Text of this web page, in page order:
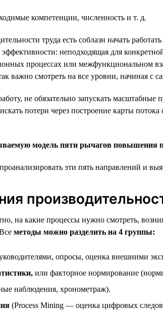
компетенции, численность и т. д.
труда есть соблазн начать
неподходящая для
процессах или межфункциональном
важно смотреть на все уровни, начиная с
не обязательно запускать
потери через построение карты
модель пяти рычагов повышения
эти пять направлений и
на какие процессы нужно смотреть,
методы можно разделить на 4 группы:
опросы, оценка внешними
или факторное нормирование
наблюдения, хронометраж).
(Process Mining — оценка цифровых